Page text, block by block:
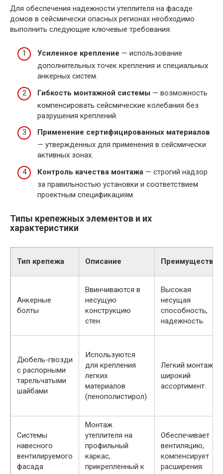
Для обеспечения надежности утеплителя на фасаде
домов в сейсмически опасных регионах необходимо
выполнить следующие ключевые требования:
Усиленное крепление — использование
дополнительных точек крепления и специальных
анкерных систем.
Гибкость монтажной системы — возможность
компенсировать сейсмические колебания без
разрушения креплений.
Применение сертифицированных материалов
— утвержденных для применения в сейсмически
активных зонах.
Контроль качества монтажа — строгий надзор
за правильностью установки и соответствием
проектным спецификациям.
Типы крепежных элементов и их
характеристики
Тип крепежа Описание Преимущества
Анкерные
болты
Ввинчиваются в
несущую
конструкцию
стен.
Высокая
несущая
способность,
надежность.
Дюбель-гвозди
с распорными
тарельчатыми
шайбами
Используются
для крепления
легких
материалов
(пенополистирол).
Легкий монтаж,
широкий
ассортимент.
Системы
навесного
вентилируемого
фасада
Монтаж
утеплителя на
профильный
каркас,
прикрепленный к
Обеспечивает
вентиляцию,
компенсирует
расширения.